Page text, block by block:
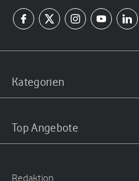
Kategorien
Top Angebote
Redaktion